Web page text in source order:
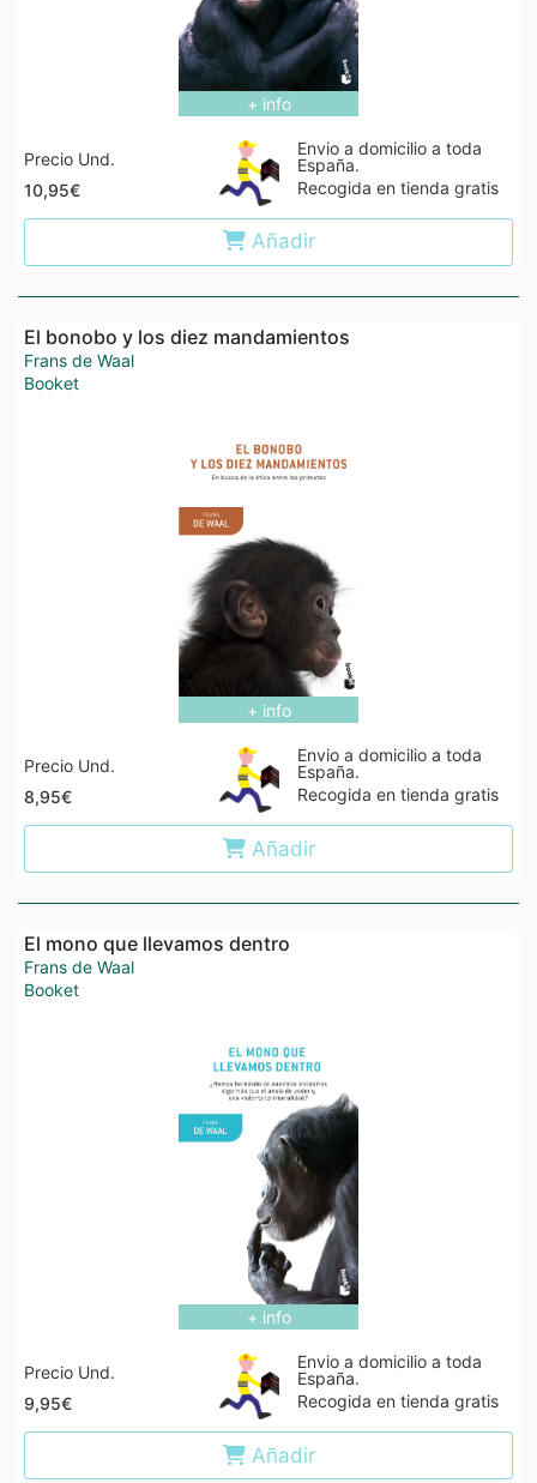
+ info
Precio Und.
10,95€
Envio a domicilio a toda
España.
Recogida en tienda gratis
Añadir
El bonobo y los diez mandamientos
Frans de Waal
Booket
+ info
Precio Und.
8,95€
Envio a domicilio a toda
España.
Recogida en tienda gratis
Añadir
El mono que llevamos dentro
Frans de Waal
Booket
+ info
Precio Und.
9,95€
Envio a domicilio a toda
España.
Recogida en tienda gratis
Añadir